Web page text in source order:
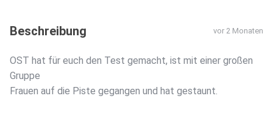
Beschreibung vor 2 Monaten
OST hat für euch den Test gemacht, ist mit einer großen
Gruppe
Frauen auf die Piste gegangen und hat gestaunt.